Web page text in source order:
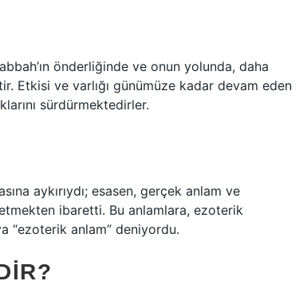
önderliğinde ve onun yolunda, daha
Etkisi ve varlığı günümüze kadar devam eden
sürdürmektedirler.
aykırıydı; esasen, gerçek anlam ve
ibaretti. Bu anlamlara, ezoterik
“ezoterik anlam” deniyordu.